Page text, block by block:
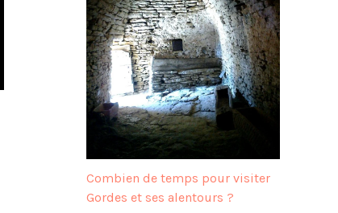
Combien de temps pour visiter
Gordes et ses alentours ?